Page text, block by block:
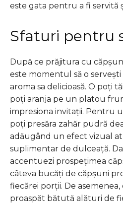
este gata pentru a fi servită
Sfaturi pentru
După ce prăjitura cu
este momentul să o
aroma sa delicioasă. O poți
poți aranja pe un platou
impresiona invitații. Pentru
poți presăra zahăr pudră
adăugând un efect vizual
suplimentar de dulceață.
accentuezi prospețimea
câteva bucăți de căpșuni
fiecărei porții. De
proaspăt bătută alături de